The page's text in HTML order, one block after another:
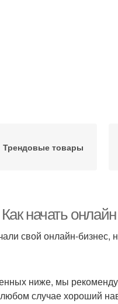
Трендовые товары
онлайн
свой онлайн-бизнес,
ниже, мы
случае хороший